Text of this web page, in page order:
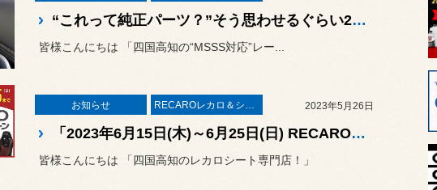
“これって純正パーツ？”そう思わせるぐらい2ピースタイプはスマートな取り付けが可能ですよ！マツダ CX-8（KG5P）にMSSS対応新型レーザー&レーダー探知機「ユピテル Z2100」の取り付け！
皆様こんにちは 「四国高知の“MSSS対応”レー...
お知らせ RECAROレカロ＆シート関連 2023年5月26日
「2023年6月15日(木)～6月25日(日) RECARO体感キャンペーン開催決定！」実際に座って感じられる10日間をぜひお見逃しなく！
皆様こんにちは 「四国高知のレカロシート専門店！」